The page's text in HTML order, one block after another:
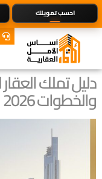
احسب تمويلك
دليل تملك
والخطوات 2026